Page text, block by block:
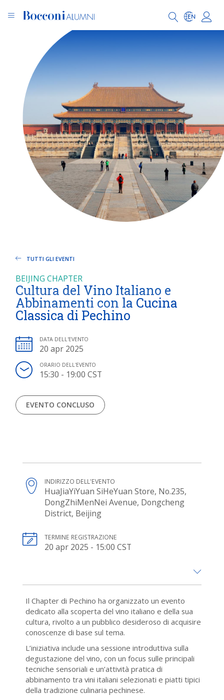
TUTTI GLI EVENTI
BEIJING CHAPTER
Cultura del Vino Italiano e
Abbinamenti con la Cucina
Classica di Pechino
DATA DELL'EVENTO
20 apr 2025
ORARIO DELL'EVENTO
15:30 - 19:00 CST
EVENTO CONCLUSO
INDIRIZZO DELL'EVENTO
HuaJiaYiYuan SiHeYuan Store, No.235,
DongZhiMenNei Avenue, Dongcheng
District, Beijing
TERMINE REGISTRAZIONE
20 apr 2025 - 15:00 CST
Il Chapter di Pechino ha organizzato un evento
dedicato alla scoperta del vino italiano e della sua
cultura, rivolto a un pubblico desideroso di acquisire
conoscenze di base sul tema.
L’iniziativa include una sessione introduttiva sulla
degustazione del vino, con un focus sulle principali
tecniche sensoriali e un’attività pratica di
abbinamento tra vini italiani selezionati e piatti tipici
della tradizione culinaria pechinese.